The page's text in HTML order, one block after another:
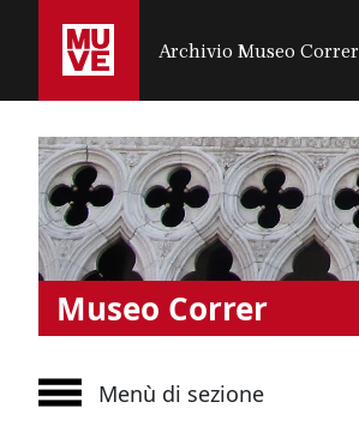
SALTA AL CONTENUTO PRINCIPALE
Archivio Museo Correr
Museo Correr
Menù di sezione